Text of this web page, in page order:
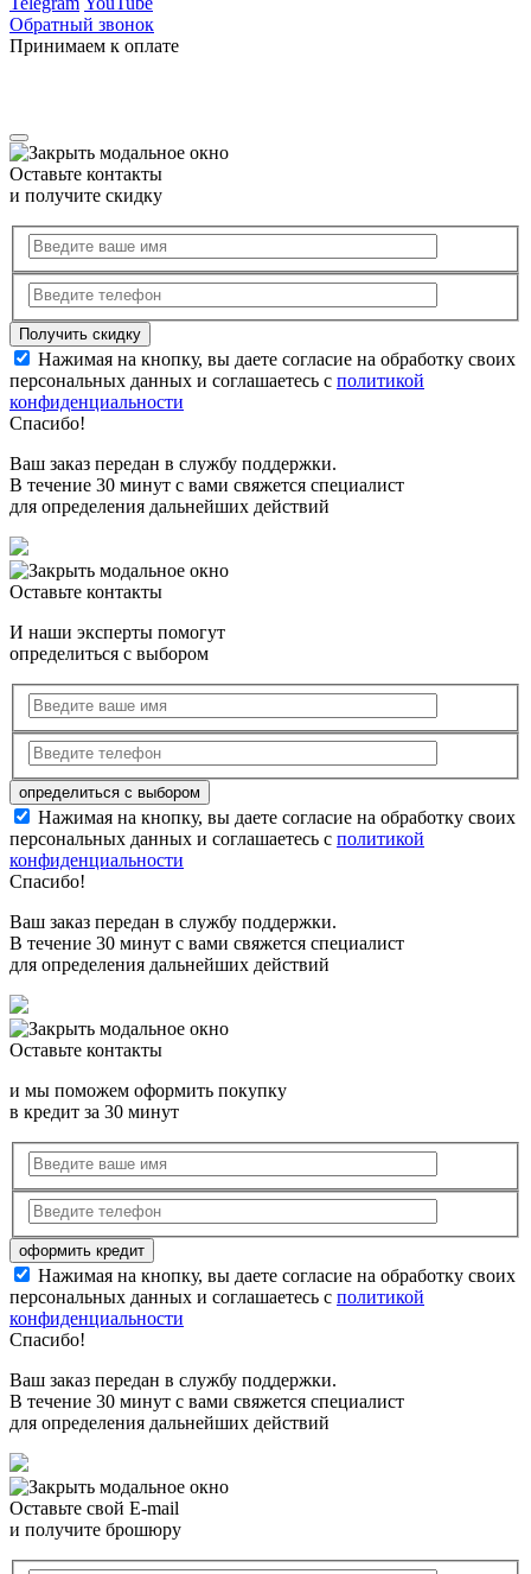
Обратный звонок
Принимаем к оплате
Оставьте контакты
и получите скидку
Нажимая на кнопку, вы даете согласие на обработку своих
персональных данных и соглашаетесь с политикой
конфиденциальности
Спасибо!
Ваш заказ передан в службу поддержки.
В течение 30 минут с вами свяжется специалист
для определения дальнейших действий
Оставьте контакты
И наши эксперты помогут
определиться с выбором
Нажимая на кнопку, вы даете согласие на обработку своих
персональных данных и соглашаетесь с политикой
конфиденциальности
Спасибо!
Ваш заказ передан в службу поддержки.
В течение 30 минут с вами свяжется специалист
для определения дальнейших действий
Оставьте контакты
и мы поможем оформить покупку
в кредит за 30 минут
Нажимая на кнопку, вы даете согласие на обработку своих
персональных данных и соглашаетесь с политикой
конфиденциальности
Спасибо!
Ваш заказ передан в службу поддержки.
В течение 30 минут с вами свяжется специалист
для определения дальнейших действий
Оставьте свой E-mail
и получите брошюру